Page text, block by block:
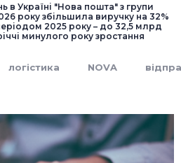
в Україні "Нова пошта" з групи
року збільшила виручку на 32%
2025 року – до 32,5 млрд
минулого року зростання
логістика NOVA